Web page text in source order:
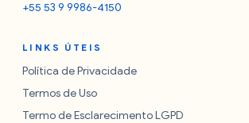
+55 53 9 9986-4150
LINKS ÚTEIS
Política de Privacidade
Termos de Uso
Termo de Esclarecimento LGPD